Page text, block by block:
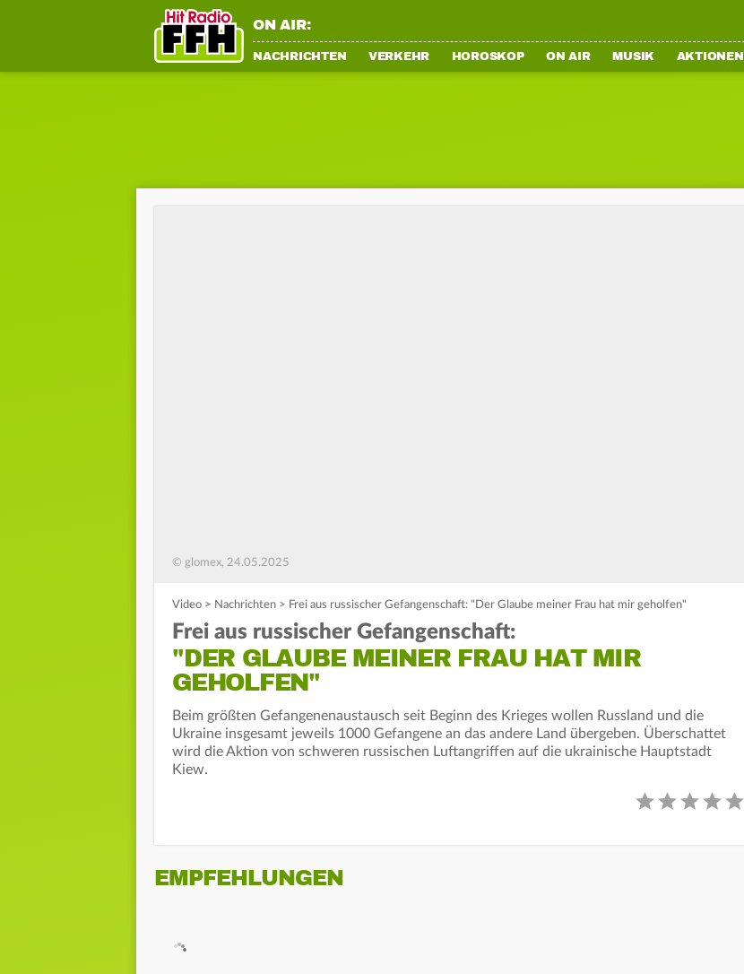
ON AIR:
NACHRICHTEN VERKEHR HOROSKOP ON AIR MUSIK AKTIONEN
© glomex, 24.05.2025
Video > Nachrichten > Frei aus russischer Gefangenschaft: "Der Glaube meiner Frau hat mir geholfen"
Frei aus russischer Gefangenschaft:
"DER GLAUBE MEINER FRAU HAT MIR
GEHOLFEN"
Beim größten Gefangenenaustausch seit Beginn des Krieges wollen Russland und die
Ukraine insgesamt jeweils 1000 Gefangene an das andere Land übergeben. Überschattet
wird die Aktion von schweren russischen Luftangriffen auf die ukrainische Hauptstadt
Kiew.
EMPFEHLUNGEN